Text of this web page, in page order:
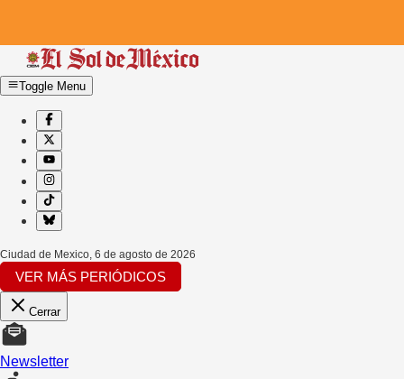
Toggle Menu
Ciudad de Mexico, 6 de agosto de 2026
VER MÁS PERIÓDICOS
Cerrar
Newsletter